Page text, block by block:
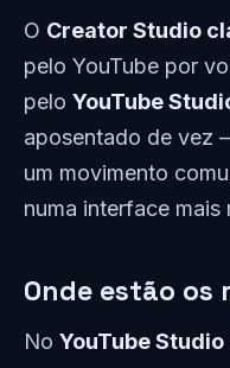
O Creator Studio
pelo YouTube por
pelo YouTube
aposentado de vez
um movimento
numa interface mais
Onde estão os
No YouTube Studio